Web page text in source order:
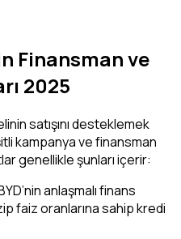
Finansman ve
2025
satışını desteklemek
kampanya ve finansman
genellikle şunları içerir:
anlaşmalı finans
faiz oranlarına sahip kredi